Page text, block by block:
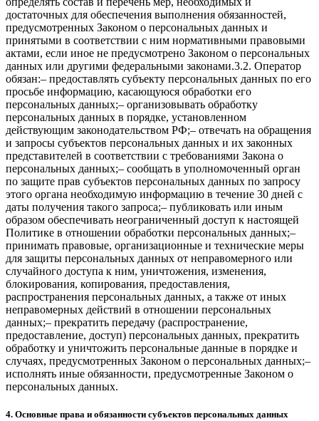
достаточных для обеспечения выполнения обязанностей,
предусмотренных Законом о персональных данных и
принятыми в соответствии с ним нормативными правовыми
актами, если иное не предусмотрено Законом о персональных
данных или другими федеральными законами.3.2. Оператор
обязан:– предоставлять субъекту персональных данных по его
просьбе информацию, касающуюся обработки его
персональных данных;– организовывать обработку
персональных данных в порядке, установленном
действующим законодательством РФ;– отвечать на обращения
и запросы субъектов персональных данных и их законных
представителей в соответствии с требованиями Закона о
персональных данных;– сообщать в уполномоченный орган
по защите прав субъектов персональных данных по запросу
этого органа необходимую информацию в течение 30 дней с
даты получения такого запроса;– публиковать или иным
образом обеспечивать неограниченный доступ к настоящей
Политике в отношении обработки персональных данных;–
принимать правовые, организационные и технические меры
для защиты персональных данных от неправомерного или
случайного доступа к ним, уничтожения, изменения,
блокирования, копирования, предоставления,
распространения персональных данных, а также от иных
неправомерных действий в отношении персональных
данных;– прекратить передачу (распространение,
предоставление, доступ) персональных данных, прекратить
обработку и уничтожить персональные данные в порядке и
случаях, предусмотренных Законом о персональных данных;–
исполнять иные обязанности, предусмотренные Законом о
персональных данных.
4. Основные права и обязанности субъектов персональных данных